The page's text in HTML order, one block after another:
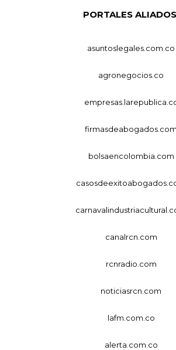
PORTALES
asuntoslegales.com.co
agronegocios.co
firmasdeabogados.com
bolsaencolombia.com
canalrcn.com
rcnradio.com
noticiasrcn.com
lafm.com.co
alerta.com.co